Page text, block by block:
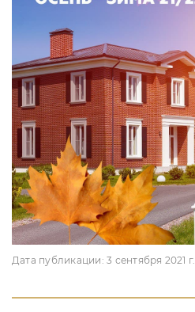
Дата публикации:3 сентября 2021 г.